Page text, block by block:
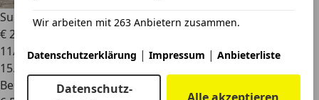
Wir arbeiten mit 263 Anbietern zusammen.
Datenschutzerklärung | Impressum | Anbieterliste
Datenschutz-
Subaru XVTrend Vorführwagen EyeSight Hybrid
€ 27.500
11/2021
15.650 km
Benzin